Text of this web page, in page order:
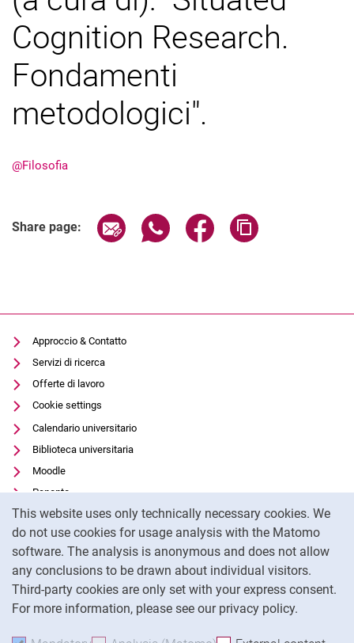
This website uses only technically necessary cookies. We
do not use cookies for usage analysis with the Matomo
software. The analysis is anonymous and does not allow
any conclusions to be drawn about individual visitors.
Third-party cookies are only set with your express consent.
For more information, please see our privacy policy.
Notizie ed eventi
Biofilosofia: Costellazioni e Firme
La cognizione come assemblaggio vivente
Forme di pratica, forme di conoscenza
Gli esperimenti di pensiero e il loro ruolo di mediazione
Ermeneutica della natura e logica del vivente
Jakob von Uexküll e la filosofia
Concetti teorici e organicità della musica
Filosofia della cognizione situata
Cognition Research.
Fondamenti
metodologici".
@Filosofia
Share page: Share page via email
Share page via WhatsApp
Share page via
Approccio & Contatto
Servizi di ricerca
Offerte di lavoro
Cookie settings
Calendario universitario
Biblioteca universitaria
Moodle
Panopto
Protezione dei dati
Accessibilità
Utilizzo trasparente dell'intelligenza artificiale